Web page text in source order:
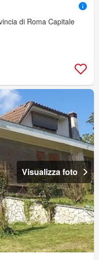
di Roma Capitale
Visualizza foto